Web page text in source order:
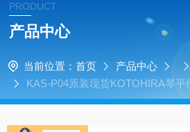
PRODUCT
产品中心
当前位置： 首页 产品中心
KAS-P04原装现货KOTOHIRA琴平